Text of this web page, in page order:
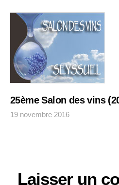
25ème Salon des vins
19 novembre 2016
Laisser un